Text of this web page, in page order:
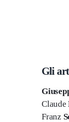
Gli
Claude
Franz